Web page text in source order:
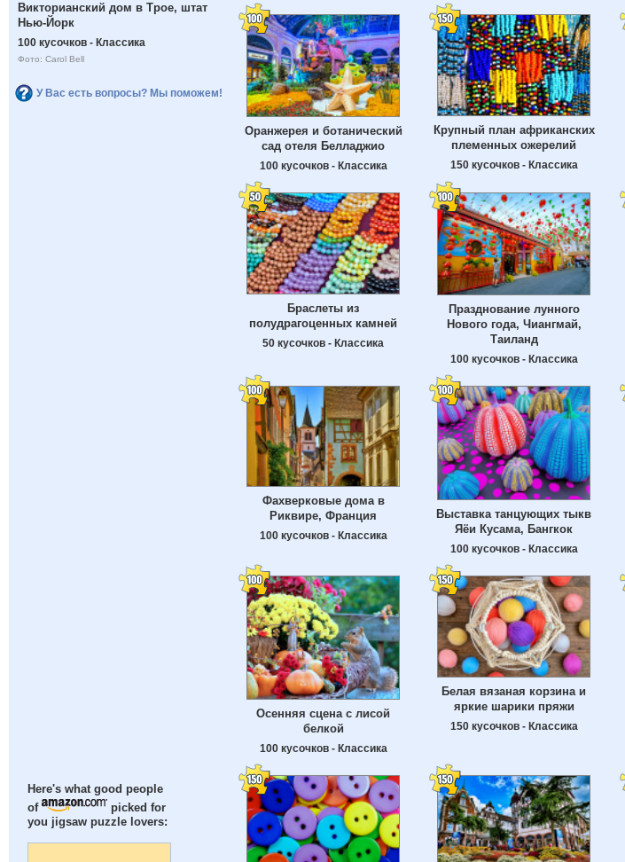
Викторианский дом в Трое, штат
Нью-Йорк
100 кусочков - Классика
Фото: Carol Bell
У Вас есть вопросы? Мы поможем!
Here's what good people
of
picked for
you jigsaw puzzle lovers:
Оранжерея и ботанический
сад отеля Белладжио
100 кусочков - Классика
Крупный план африканских
племенных ожерелий
150 кусочков - Классика
Браслеты из
полудрагоценных камней
50 кусочков - Классика
Празднование лунного
Нового года, Чиангмай,
Таиланд
100 кусочков - Классика
Фахверковые дома в
Риквире, Франция
100 кусочков - Классика
Выставка танцующих тыкв
Яёи Кусама, Бангкок
100 кусочков - Классика
Осенняя сцена с лисой
белкой
100 кусочков - Классика
Белая вязаная корзина и
яркие шарики пряжи
150 кусочков - Классика